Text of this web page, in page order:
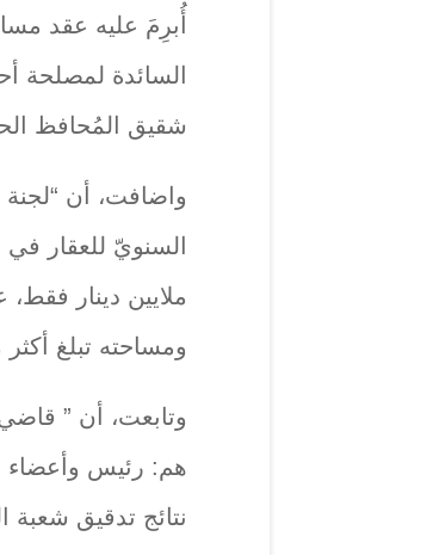
أُبرِمَ عليه عقد
السائدة لمصلحة
شقيق المُحافظ
واضافت، أن “لجنة
ملايين دينار
ومساحته تبلغ
هم: رئيس وأعضاء
نتائج تدقيق